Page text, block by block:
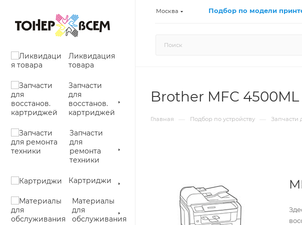
Москва Подбор по модели
Ликвидация
товара
Запчасти
для
восстанов.
картриджей
Запчасти
для
ремонта
техники
Картриджи
Материалы
для
обслуживания
Brother MFC 4500ML
Главная — Подбор по устройству — Запчасти